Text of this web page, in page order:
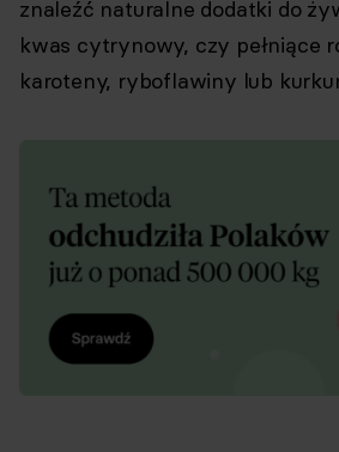
znaleźć naturalne dodatki do
kwas cytrynowy, czy pełniące
karoteny, ryboflawiny lub